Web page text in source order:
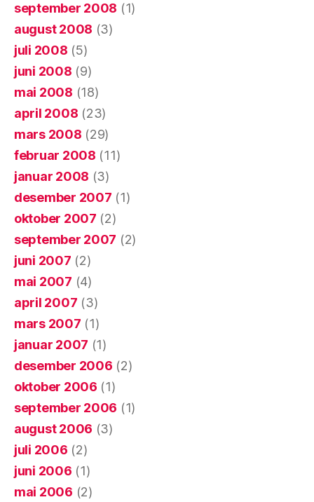
september 2008 (1)
august 2008 (3)
juli 2008 (5)
juni 2008 (9)
mai 2008 (18)
april 2008 (23)
mars 2008 (29)
februar 2008 (11)
januar 2008 (3)
desember 2007 (1)
oktober 2007 (2)
september 2007 (2)
juni 2007 (2)
mai 2007 (4)
april 2007 (3)
mars 2007 (1)
januar 2007 (1)
desember 2006 (2)
oktober 2006 (1)
september 2006 (1)
august 2006 (3)
juli 2006 (2)
juni 2006 (1)
mai 2006 (2)